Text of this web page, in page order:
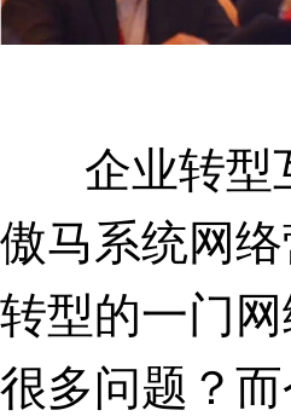
企业转型互
傲马系统网
转型的一门
很多问题？